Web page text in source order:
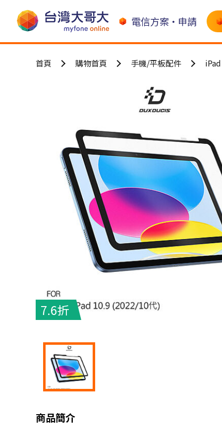
電信方案•申請
首頁 購物首頁 手機/平板配件
7.6折
商品簡介